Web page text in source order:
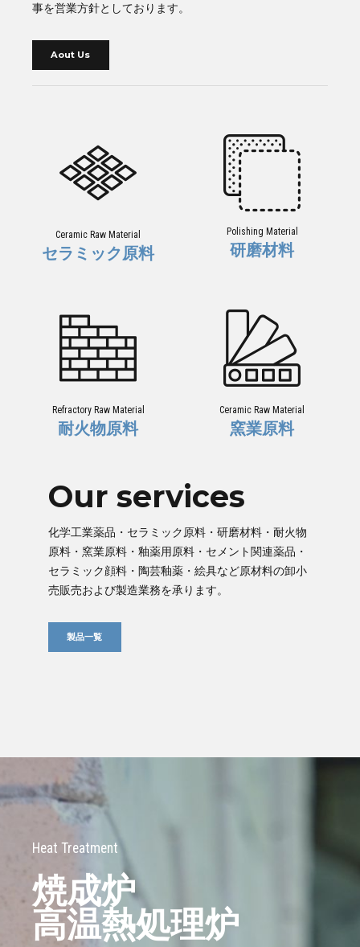
事を営業方針としております。
Aout Us
Ceramic Raw Material
セラミック原料
Polishing Material
研磨材料
Refractory Raw Material
耐火物原料
Ceramic Raw Material
窯業原料
Our services
化学工業薬品・セラミック原料・研磨材料・耐火物
原料・窯業原料・釉薬用原料・セメント関連薬品・
セラミック顔料・陶芸釉薬・絵具など原材料の卸小
売販売および製造業務を承ります。
製品一覧
Heat Treatment
焼成炉
高温熱処理炉